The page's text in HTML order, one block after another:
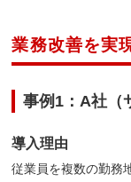
業務改善を実
事例1：A社（
導入理由
従業員を複数の勤務